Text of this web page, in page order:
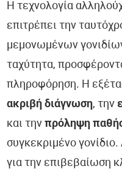
Η τεχνολογία
επιτρέπει την
μεμονωμένων
ταχύτητα,
πληροφόρηση. Η
ακριβή διάγνωση, την
και τηνπρόληψη
συγκεκριμένο
για την επιβεβαίωση